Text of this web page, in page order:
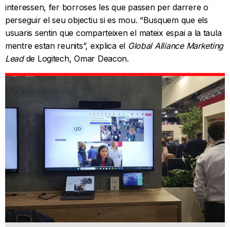
interessen, fer borroses les que passen per darrere o
perseguir el seu objectiu si es mou. “Busquem que els
usuaris sentin que comparteixen el mateix espai a la taula
mentre estan reunits”, explica el Global Alliance Marketing
Leadde Logitech, Omar Deacon.